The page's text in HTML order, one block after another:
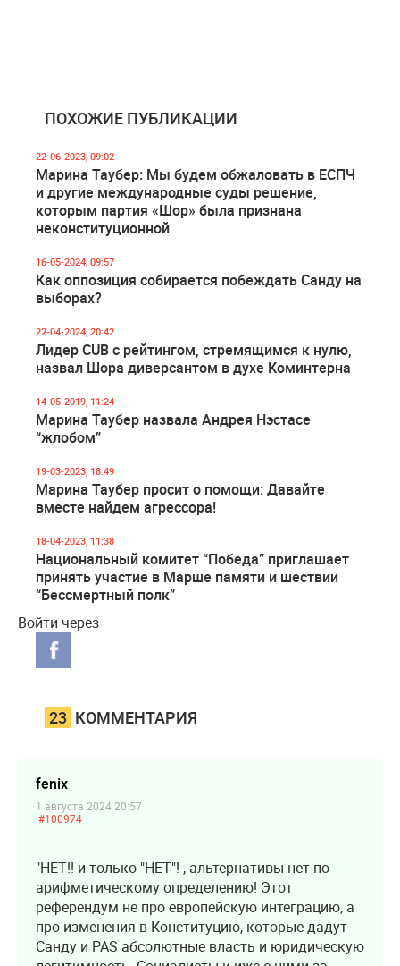
ПОХОЖИЕ ПУБЛИКАЦИИ
22-06-2023, 09:02
Марина Таубер: Мы будем обжаловать в ЕСПЧ
и другие международные суды решение,
которым партия «Шор» была признана
неконституционной
16-05-2024, 09:57
Как оппозиция собирается побеждать Санду на
выборах?
22-04-2024, 20:42
Лидер CUВ с рейтингом, стремящимся к нулю,
назвал Шора диверсантом в духе Коминтерна
14-05-2019, 11:24
Марина Таубер назвала Андрея Нэстасе
“жлобом”
19-03-2023, 18:49
Марина Таубер просит о помощи: Давайте
вместе найдем агрессора!
18-04-2023, 11:38
Национальный комитет “Победа” приглашает
принять участие в Марше памяти и шествии
“Бессмертный полк”
Войти через
23 КОММЕНТАРИЯ
fenix
1 августа 2024 20:57
#100974
"НЕТ!! и только "НЕТ"! , альтернативы нет по
арифметическому определению! Этот
референдум не про европейскую интеграцию, а
про изменения в Конституцию, которые дадут
Санду и PAS абсолютные власть и юридическую